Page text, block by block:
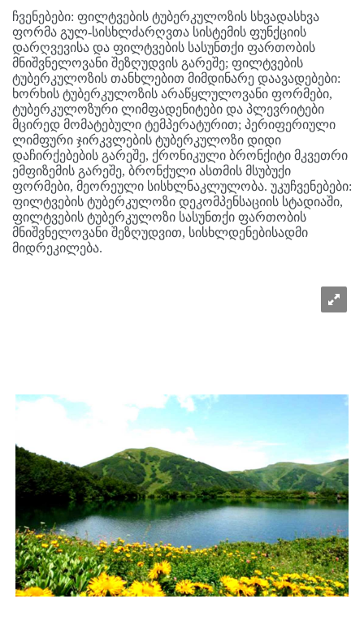
ჩვენებები: ფილტვების ტუბერკულოზის სხვადასხვა
ფორმა გულ-სისხლძარღვთა სისტემის ფუნქციის
დარღვევისა და ფილტვების სასუნთქი ფართობის
მნიშვნელოვანი შეზღუდვის გარეშე; ფილტვების
ტუბერკულოზის თანხლებით მიმდინარე დაავადებები:
ხორხის ტუბერკულოზის არაწყლულოვანი ფორმები,
ტუბერკულოზური ლიმფადენიტები და პლევრიტები
მცირედ მომატებული ტემპერატურით; პერიფერიული
ლიმფური ჯირკვლების ტუბერკულოზი დიდი
დაჩირქებების გარეშე, ქრონიკული ბრონქიტი მკვეთრი
ემფიზემის გარეშე, ბრონქული ასთმის მსუბუქი
ფორმები, მეორეული სისხლნაკლულობა. უკუჩვენებები:
ფილტვების ტუბერკულოზი დეკომპენსაციის სტადიაში,
ფილტვების ტუბერკულოზი სასუნთქი ფართობის
მნიშვნელოვანი შეზღუდვით, სისხლდენებისადმი
მიდრეკილება.